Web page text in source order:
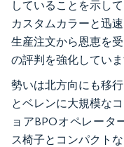
していることを示し
カスタムカラーと迅
生産注文から恩恵を
の評判を強化していま
勢いは北方向にも移
とベレンに大規模な
ョアBPOオペレータ
ス椅子とコンパクト